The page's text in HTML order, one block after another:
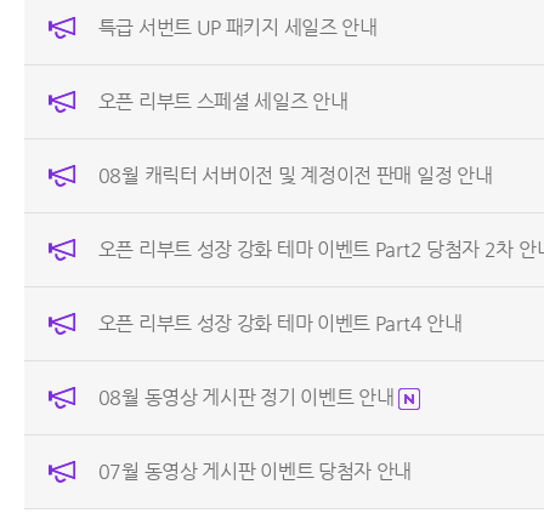
특급 서번트 UP 패키지 세일즈 안내
오픈 리부트 스페셜 세일즈 안내
08월 캐릭터 서버이전 및 계정이전 판매 일정 안내
오픈 리부트 성장 강화 테마 이벤트 Part2 당첨자 2차 안
오픈 리부트 성장 강화 테마 이벤트 Part4 안내
08월 동영상 게시판 정기 이벤트 안내
07월 동영상 게시판 이벤트 당첨자 안내